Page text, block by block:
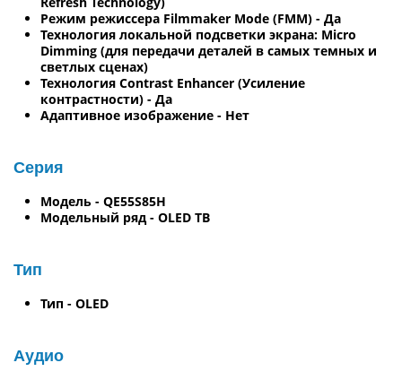
Режим режиссера Filmmaker Mode (FMM) - Да
Технология локальной подсветки экрана: Micro
Dimming (для передачи деталей в самых темных и
светлых сценах)
Технология Contrast Enhancer (Усиление
контрастности) - Да
Адаптивное изображение - Нет
Серия
Модель - QE55S85H
Модельный ряд - OLED ТВ
Тип
Тип - OLED
Аудио